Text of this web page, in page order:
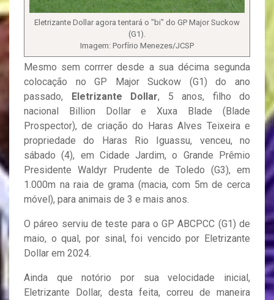
Eletrizante Dollar agora tentará o "bi" do GP Major Suckow
(G1).
Imagem: Porfírio Menezes/JCSP
Mesmo sem corrrer desde a sua décima segunda
colocação no GP Major Suckow (G1) do ano
passado, Eletrizante Dollar, 5 anos, filho do
nacional Billion Dollar e Xuxa Blade (Blade
Prospector), de criação do Haras Alves Teixeira e
propriedade do Haras Rio Iguassu, venceu, no
sábado (4), em Cidade Jardim, o Grande Prêmio
Presidente Waldyr Prudente de Toledo (G3), em
1.000m na raia de grama (macia, com 5m de cerca
móvel), para animais de 3 e mais anos.
O páreo serviu de teste para o GP ABCPCC (G1) de
maio, o qual, por sinal, foi vencido por Eletrizante
Dollar em 2024.
Ainda que notório por sua velocidade inicial,
Eletrizante Dollar, desta feita, correu de maneira